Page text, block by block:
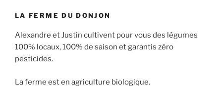
LA FERME DU DONJON
Alexandre et Justin cultivent pour vous des légumes
100% locaux, 100% de saison et garantis zéro
pesticides.
La ferme est en agriculture biologique.